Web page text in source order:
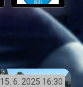
15. 6. 2025 16:30